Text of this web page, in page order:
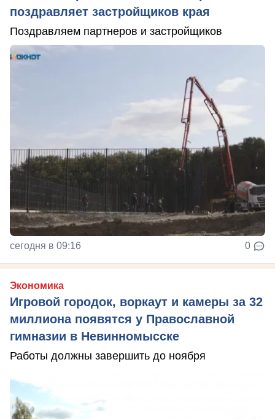
поздравляет застройщиков края
Поздравляем партнеров и застройщиков
сегодня в 09:16 0
Экономика
Игровой городок, воркаут и камеры за 32
миллиона появятся у Православной
гимназии в Невинномысске
Работы должны завершить до ноября